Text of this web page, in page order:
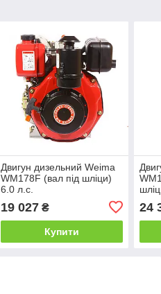
Двигун дизельний Weima
WM178F (вал під шліци)
6.0 л.с.
19 027₴
Купити
24